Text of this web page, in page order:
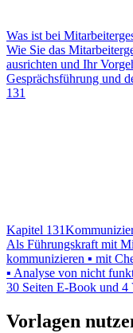
Was ist bei
Wie Sie das
ausrichten und Ihr
Gesprächsführung und
131
Kapitel 131
Als Führungskraft mit
kommunizieren ▪ mit
▪ Analyse von nicht
30 Seiten E-Book und 4
Vorlagen